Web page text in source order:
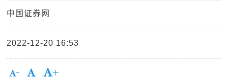
中国证券网
2022-12-20 16:53